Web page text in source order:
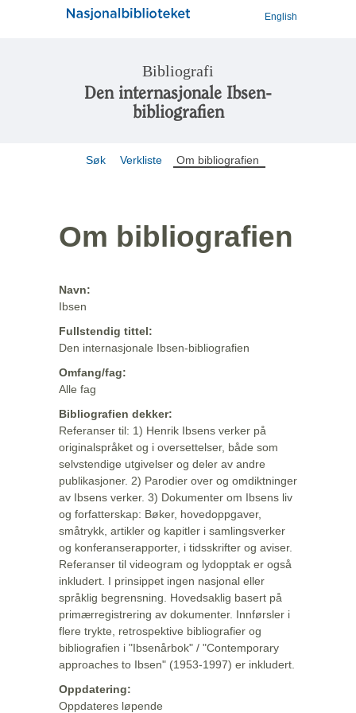
English
Bibliografi
Den internasjonale Ibsen-
bibliografien
Søk Verkliste Om bibliografien
Om bibliografien
Navn:
Ibsen
Fullstendig tittel:
Den internasjonale Ibsen-bibliografien
Omfang/fag:
Alle fag
Bibliografien dekker:
Referanser til: 1) Henrik Ibsens verker på
originalspråket og i oversettelser, både som
selvstendige utgivelser og deler av andre
publikasjoner. 2) Parodier over og omdiktninger
av Ibsens verker. 3) Dokumenter om Ibsens liv
og forfatterskap: Bøker, hovedoppgaver,
småtrykk, artikler og kapitler i samlingsverker
og konferanserapporter, i tidsskrifter og aviser.
Referanser til videogram og lydopptak er også
inkludert. I prinsippet ingen nasjonal eller
språklig begrensning. Hovedsaklig basert på
primærregistrering av dokumenter. Innførsler i
flere trykte, retrospektive bibliografier og
bibliografien i "Ibsenårbok" / "Contemporary
approaches to Ibsen" (1953-1997) er inkludert.
Oppdatering:
Oppdateres løpende